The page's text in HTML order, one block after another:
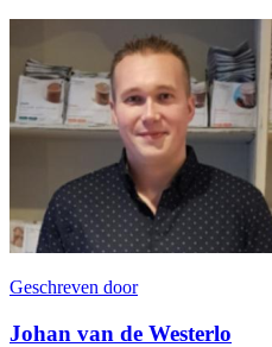
Geschreven door
Johan van de Westerlo